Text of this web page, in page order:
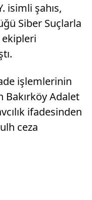
isimli şahıs,
Siber Suçlarla
işlemlerinin
Bakırköy Adalet
ifadesinden
ceza